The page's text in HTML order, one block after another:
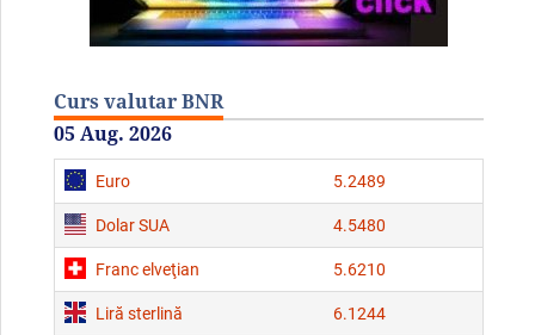
Curs valutar BNR
05 Aug. 2026
Euro 5.2489
Dolar SUA 4.5480
Franc elveţian 5.6210
Liră sterlină 6.1244